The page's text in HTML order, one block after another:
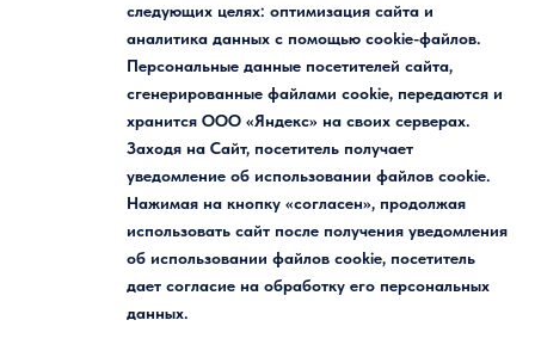
следующих целях: оптимизация сайта и
аналитика данных с помощью cookie-файлов.
Персональные данные посетителей сайта,
сгенерированные файлами cookie, передаются и
хранится ООО «Яндекс» на своих серверах.
Заходя на Сайт, посетитель получает
уведомление об использовании файлов cookie.
Нажимая на кнопку «согласен», продолжая
использовать сайт после получения уведомления
об использовании файлов cookie, посетитель
дает согласие на обработку его персональных
данных.